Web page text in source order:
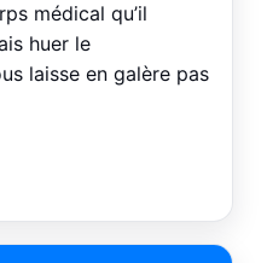
médical qu’il
huer le
laisse en galère pas